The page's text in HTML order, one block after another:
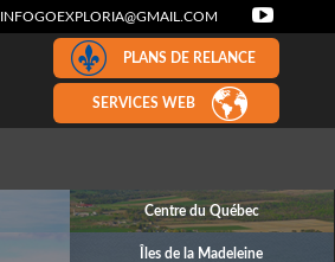
INFOGOEXPLORIA@GMAIL.COM
PLANS DE RELANCE
SERVICES WEB
Centre du Québec
Îles de la Madeleine